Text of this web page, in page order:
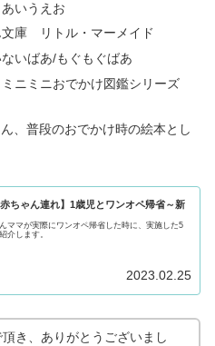
いうえお
文庫 リトル・マーメイド
いばあ/もぐもぐばあ
ニミニおでかけ図鑑シリーズ
、普段のおでかけ時の絵本とし
赤ちゃん連れ】1歳児とワンオペ帰省～新
ママが実際にワンオペ帰省した時に、実施した5
介します。
2023.02.25
き、ありがとうございまし